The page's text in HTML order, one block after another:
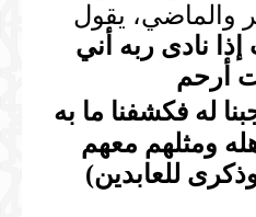
والماضي، يقول
إذا نادى ربه أني
أرحم
له فكشفنا ما به
ومثلهم معهم
للعابدين)